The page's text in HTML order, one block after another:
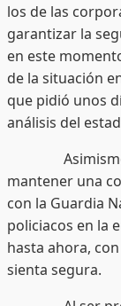
los de las
garantizar la
en este
de la situación
que pidió unos
análisis del
Asimismo,
mantener una
con la Guardia
policiacos en la
hasta ahora,
sienta segura.